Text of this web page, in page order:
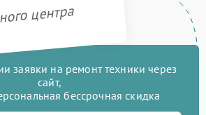
центра
заявки на ремонт техники через
сайт,
бессрочная скидка